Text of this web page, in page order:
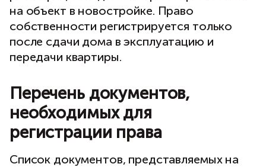
на объект в новостройке. Право
собственности регистрируется только
после сдачи дома в эксплуатацию и
передачи квартиры.
Перечень документов,
необходимых для
регистрации права
Список документов, представляемых на